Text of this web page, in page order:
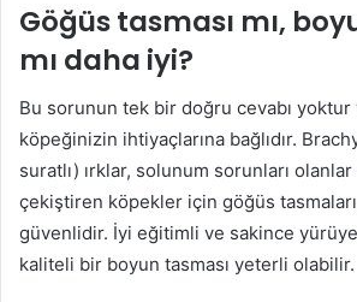
Göğüs tasması mı,
mı daha iyi?
Bu sorunun tek bir doğru cevabı yoktur
köpeğinizin ihtiyaçlarına bağlıdır.
suratlı) ırklar, solunum sorunları
çekiştiren köpekler için göğüs
güvenlidir. İyi eğitimli ve sakince
kaliteli bir boyun tasması yeterli olabilir.